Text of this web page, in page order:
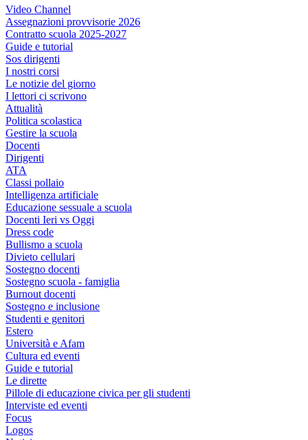
Video Channel
Assegnazioni provvisorie 2026
Contratto scuola 2025-2027
Guide e tutorial
Sos dirigenti
I nostri corsi
Le notizie del giorno
I lettori ci scrivono
Attualità
Politica scolastica
Gestire la scuola
Docenti
Dirigenti
ATA
Classi pollaio
Intelligenza artificiale
Educazione sessuale a scuola
Docenti Ieri vs Oggi
Dress code
Bullismo a scuola
Divieto cellulari
Sostegno docenti
Sostegno scuola - famiglia
Burnout docenti
Sostegno e inclusione
Studenti e genitori
Estero
Università e Afam
Cultura ed eventi
Guide e tutorial
Le dirette
Pillole di educazione civica per gli studenti
Interviste ed eventi
Focus
Logos